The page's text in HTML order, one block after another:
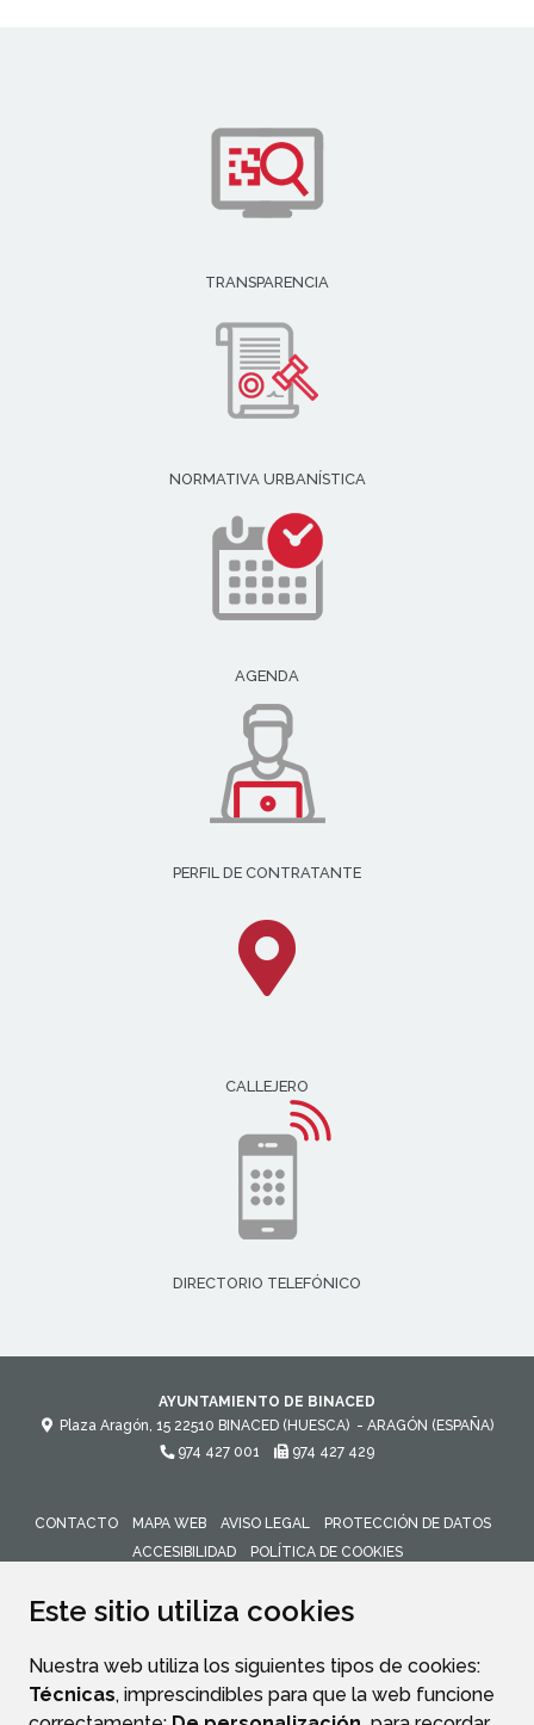
Este sitio utiliza cookies
Nuestra web utiliza los siguientes tipos de cookies:
Técnicas, imprescindibles para que la web funcione
TRANSPARENCIA
NORMATIVA URBANÍSTICA
AGENDA
PERFIL DE CONTRATANTE
CALLEJERO
DIRECTORIO TELEFÓNICO
AYUNTAMIENTO DE BINACED
Plaza Aragón, 15 22510 BINACED (HUESCA) - ARAGÓN (ESPAÑA)
974 427 001
974 427 429
CONTACTO MAPA WEB AVISO LEGAL
PROTECCIÓN DE DATOS
ACCESIBILIDAD
POLÍTICA DE COOKIES